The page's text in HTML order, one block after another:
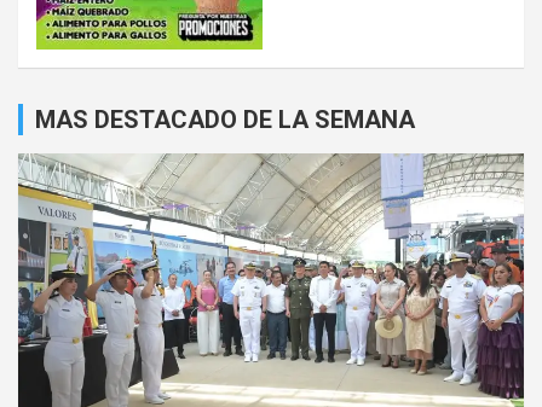
MAS DESTACADO DE LA SEMANA